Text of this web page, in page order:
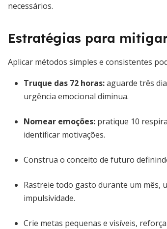
necessários.
Estratégias para
Aplicar métodos simples e consistentes
Truque das 72 horas:aguarde três
urgência emocional diminua.
Nomear emoções: pratique 10
identificar motivações.
Construa o conceito de futuro
Rastreie todo gasto durante um mês,
impulsividade.
Crie metas pequenas e visíveis,